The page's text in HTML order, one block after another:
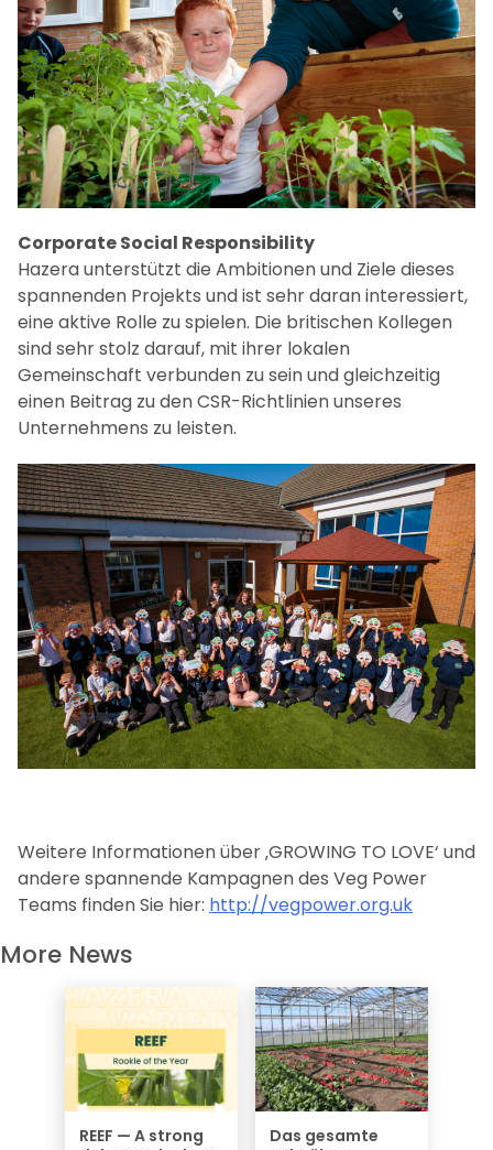
Corporate Social Responsibility
Hazera unterstützt die Ambitionen und Ziele dieses
spannenden Projekts und ist sehr daran interessiert,
eine aktive Rolle zu spielen. Die britischen Kollegen
sind sehr stolz darauf, mit ihrer lokalen
Gemeinschaft verbunden zu sein und gleichzeitig
einen Beitrag zu den CSR-Richtlinien unseres
Unternehmens zu leisten.
Weitere Informationen über ‚GROWING TO LOVE‘ und
andere spannende Kampagnen des Veg Power
Teams finden Sie hier: http://vegpower.org.uk
More News
REEF — A strong
Das gesamte